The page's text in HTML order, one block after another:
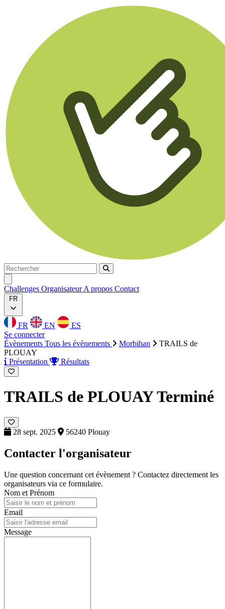
Rechercher
Rechercher
Challenges OrganisateurA propos Contact
FR
FR EN
ES
Se connecter
Évènements Tous les évènements Morbihan
TRAILS de
PLOUAY
Présentation
Résultats
TRAILS de PLOUAYTerminé
28 sept. 2025 56240 Plouay
Contacter l'organisateur
Une question concernant cet évènement ? Contactez directement les
organisateurs via ce formulaire.
Nom et Prénom
Email
Message